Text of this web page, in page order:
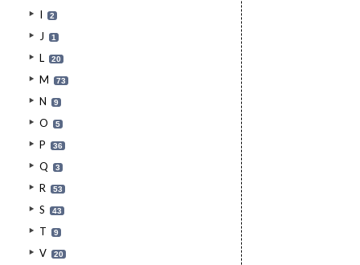
I 2
J 1
L 20
M 73
N 9
O 5
P 36
Q 3
R 53
S 43
T 9
V 20